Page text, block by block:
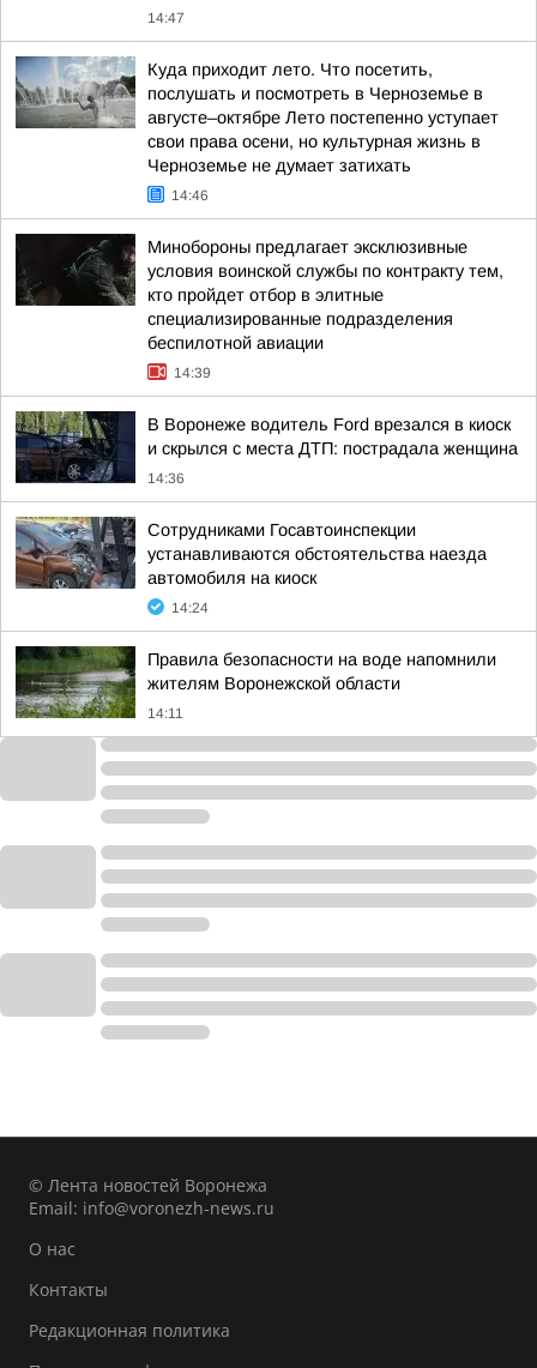
14:47
Куда приходит лето. Что посетить,
послушать и посмотреть в Черноземье в
августе–октябре Лето постепенно уступает
свои права осени, но культурная жизнь в
Черноземье не думает затихать
14:46
Минобороны предлагает эксклюзивные
условия воинской службы по контракту тем,
кто пройдет отбор в элитные
специализированные подразделения
беспилотной авиации
14:39
В Воронеже водитель Ford врезался в киоск
и скрылся с места ДТП: пострадала женщина
14:36
Сотрудниками Госавтоинспекции
устанавливаются обстоятельства наезда
автомобиля на киоск
14:24
Правила безопасности на воде напомнили
жителям Воронежской области
14:11
© Лента новостей Воронежа
Email: info@voronezh-news.ru
О нас
Контакты
Редакционная политика